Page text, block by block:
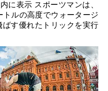
に表示 スポーツマンは、
トルの高度でウォータージ
ばす優れたトリックを実行